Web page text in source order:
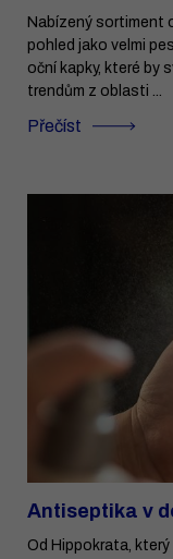
Nabízený sortiment
pohled jako velmi
oční kapky, které by
trendům z oblasti ...
Přečíst
Antiseptika v
Od Hippokrata,